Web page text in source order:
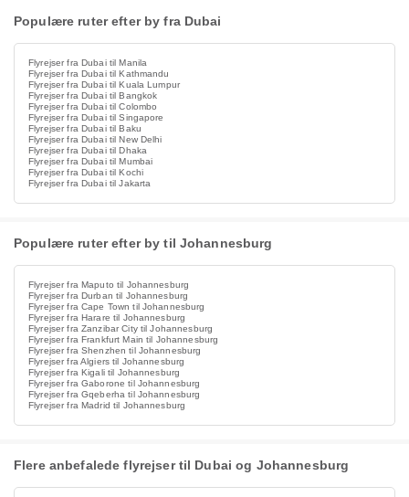
Populære ruter efter by fra Dubai
Flyrejser fra Dubai til Manila
Flyrejser fra Dubai til Kathmandu
Flyrejser fra Dubai til Kuala Lumpur
Flyrejser fra Dubai til Bangkok
Flyrejser fra Dubai til Colombo
Flyrejser fra Dubai til Singapore
Flyrejser fra Dubai til Baku
Flyrejser fra Dubai til New Delhi
Flyrejser fra Dubai til Dhaka
Flyrejser fra Dubai til Mumbai
Flyrejser fra Dubai til Kochi
Flyrejser fra Dubai til Jakarta
Populære ruter efter by til Johannesburg
Flyrejser fra Maputo til Johannesburg
Flyrejser fra Durban til Johannesburg
Flyrejser fra Cape Town til Johannesburg
Flyrejser fra Harare til Johannesburg
Flyrejser fra Zanzibar City til Johannesburg
Flyrejser fra Frankfurt Main til Johannesburg
Flyrejser fra Shenzhen til Johannesburg
Flyrejser fra Algiers til Johannesburg
Flyrejser fra Kigali til Johannesburg
Flyrejser fra Gaborone til Johannesburg
Flyrejser fra Gqeberha til Johannesburg
Flyrejser fra Madrid til Johannesburg
Flere anbefalede flyrejser til Dubai og Johannesburg